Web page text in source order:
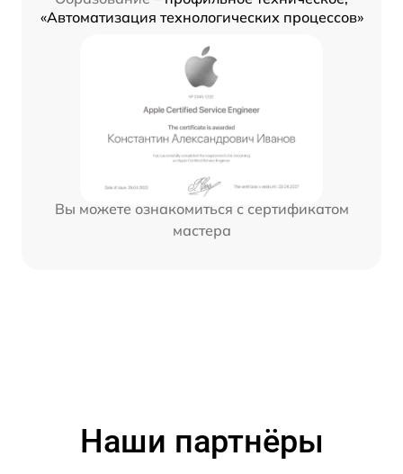
«Автоматизация технологических процессов»
Вы можете ознакомиться с сертификатом
мастера
Наши партнёры